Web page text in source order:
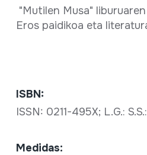
"Mutilen Musa"
Eros paidikoa eta
ISBN:
ISSN: 0211-495X; L.G.:
Medidas: